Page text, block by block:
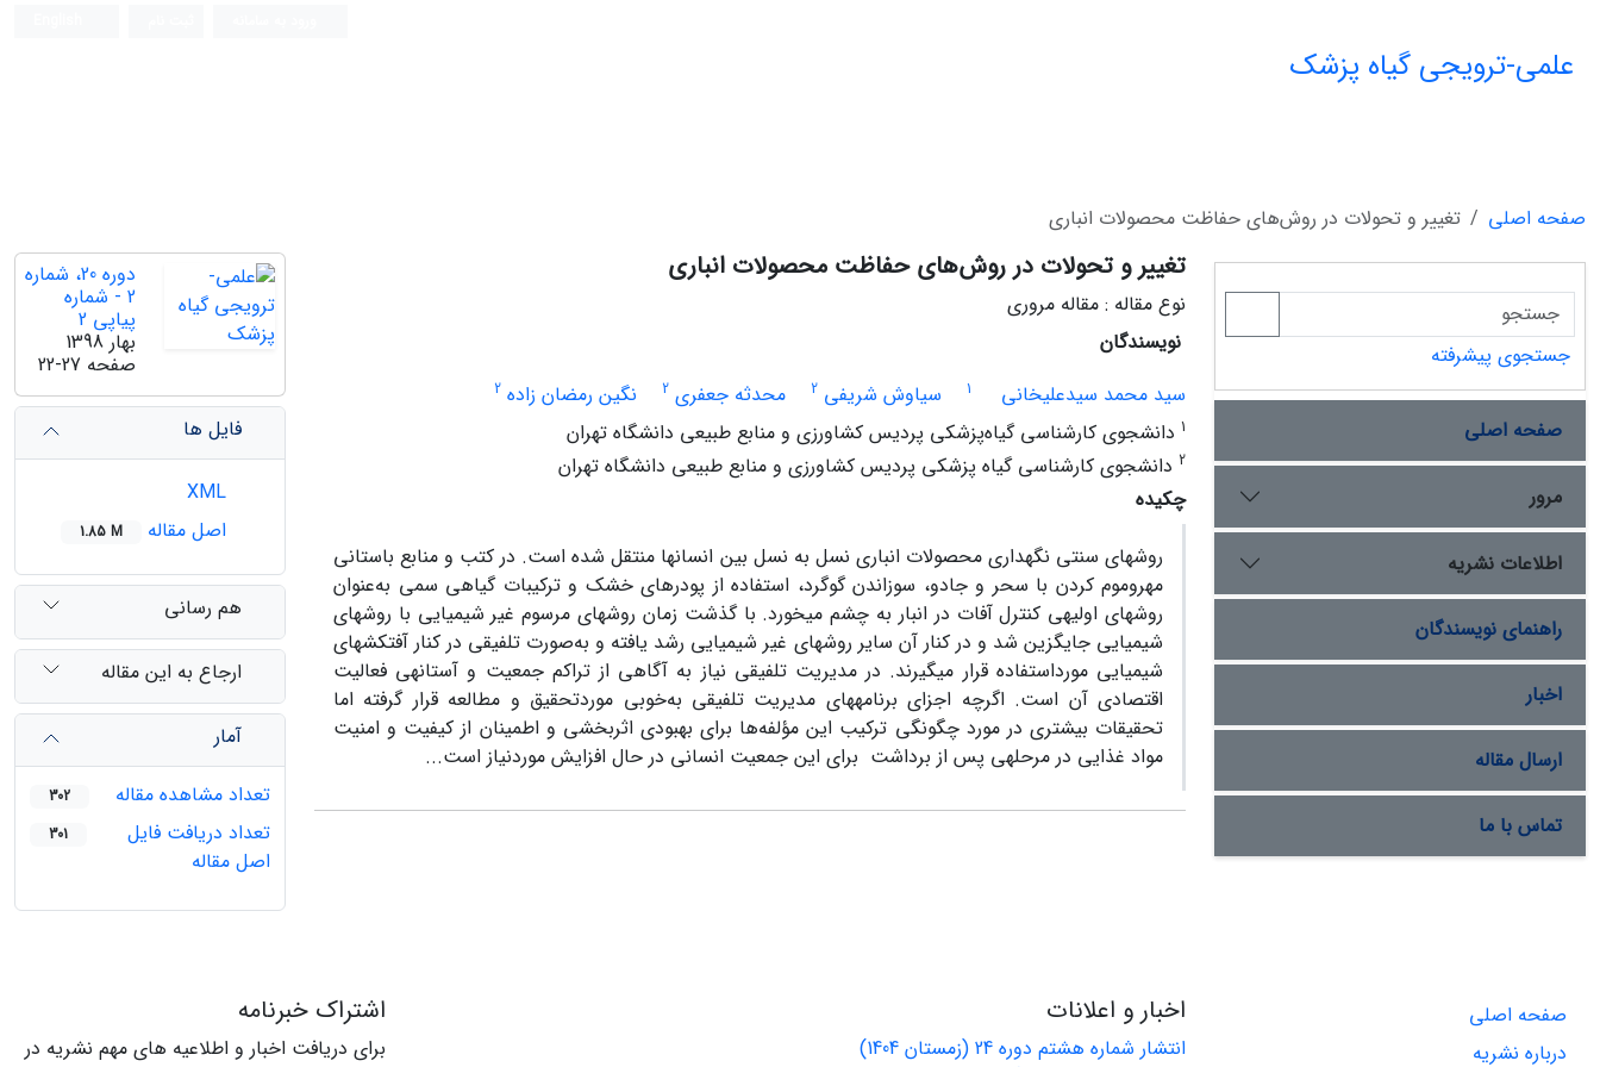
علمی-ترویجی گیاه پزشک
صفحه اصلی تغییر و تحولات در روش‌های حفاظت محصولات انباری
تغییر و تحولات در روش‌های حفاظت محصولات انباری
نوع مقاله : مقاله مروری
نویسندگان
سید محمد سیدعلیخانی
1 سیاوش شریفی 2 محدثه جعفری 2 نگین رمضان زاده 2
1 دانشجوی کارشناسی گیاه‌پزشکی پردیس کشاورزی و منابع طبیعی دانشگاه تهران
2 دانشجوی کارشناسی گیاه پزشکی پردیس کشاورزی و منابع طبیعی دانشگاه تهران
چکیده
روش­های سنتی نگهداری محصولات انباری نسل به نسل بین انسان­ها منتقل شده است. در کتب و منابع باستانی
مهروموم کردن با سحر و جادو، سوزاندن گوگرد، استفاده از پودر­های خشک و ترکیبات گیاهی سمی به‌عنوان
روش­های اولیه­ی کنترل آفات در انبار به چشم می­خورد. با گذشت زمان روش­های مرسوم غیر شیمیایی با روش­های
شیمیایی جایگزین شد و در کنار آن سایر روش­های غیر شیمیایی رشد یافته و به‌صورت تلفیقی در کنار آفت­کش­های
شیمیایی مورداستفاده قرار می‏گیرند. در مدیریت تلفیقی نیاز به آگاهی از تراکم جمعیت و آستانه­ی فعالیت
اقتصادی آن است. اگرچه اجزای برنامه­های مدیریت تلفیقی به‌خوبی موردتحقیق و مطالعه قرار گرفته اما
تحقیقات بیشتری در مورد چگونگی ترکیب این مؤلفه‌ها برای بهبودی اثربخشی و اطمینان از کیفیت و امنیت
مواد غذایی در مرحله­ی پس از برداشت برای این جمعیت انسانی در حال افزایش موردنیاز است...
دوره 20، شماره
2 - شماره
پیاپی 2
بهار 1398
صفحه 22-27
فایل ها
اصل مقاله
1.85 M
هم رسانی
ارجاع به این مقاله
آمار
تعداد مشاهده مقاله
302
تعداد دریافت فایل
اصل مقاله
301
جستجوی پیشرفته
صفحه اصلی
مرور
اطلاعات نشریه
راهنمای نویسندگان
اخبار
ارسال مقاله
تماس با ما
صفحه اصلی
درباره نشریه
اخبار و اعلانات
انتشار شماره هشتم دوره 24 (زمستان 1404)
اشتراک خبرنامه
برای دریافت اخبار و اطلاعیه های مهم نشریه در